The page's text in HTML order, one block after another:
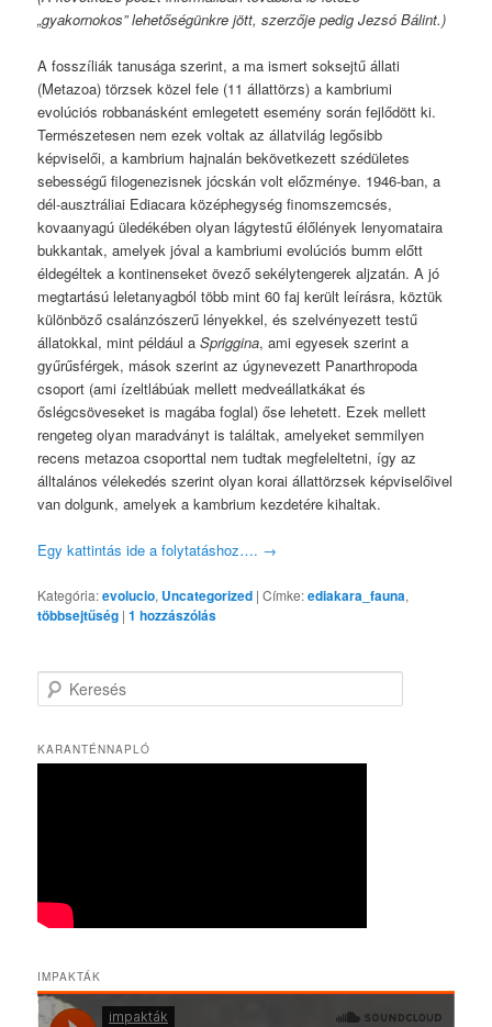
„gyakornokos” lehetőségünkre jött, szerzője pedig Jezsó Bálint.)
A fosszíliák tanusága szerint, a ma ismert soksejtű állati
(Metazoa) törzsek közel fele (11 állattörzs) a kambriumi
evolúciós robbanásként emlegetett esemény során fejlődött ki.
Természetesen nem ezek voltak az állatvilág legősibb
képviselői, a kambrium hajnalán bekövetkezett szédületes
sebességű filogenezisnek jócskán volt előzménye. 1946-ban, a
dél-ausztráliai Ediacara középhegység finomszemcsés,
kovaanyagú üledékében olyan lágytestű élőlények lenyomataira
bukkantak, amelyek jóval a kambriumi evolúciós bumm előtt
éldegéltek a kontinenseket övező sekélytengerek aljzatán. A jó
megtartású leletanyagból több mint 60 faj került leírásra, köztük
különböző csalánzószerű lényekkel, és szelvényezett testű
állatokkal, mint például aSpriggina, ami egyesek szerint a
gyűrűsférgek, mások szerint az úgynevezett Panarthropoda
csoport (ami ízeltlábúak mellett medveállatkákat és
őslégcsöveseket is magába foglal) őse lehetett. Ezek mellett
rengeteg olyan maradványt is találtak, amelyeket semmilyen
recens metazoa csoporttal nem tudtak megfeleltetni, így az
álltalános vélekedés szerint olyan korai állattörzsek képviselőivel
van dolgunk, amelyek a kambrium kezdetére kihaltak.
Egy kattintás ide a folytatáshoz…. →
Kategória:evolucio, Uncategorized |Címke:ediakara_fauna,
többsejtűség |1 hozzászólás
e
e
s
KARANTÉNNAPLÓ
IMPAKTÁK